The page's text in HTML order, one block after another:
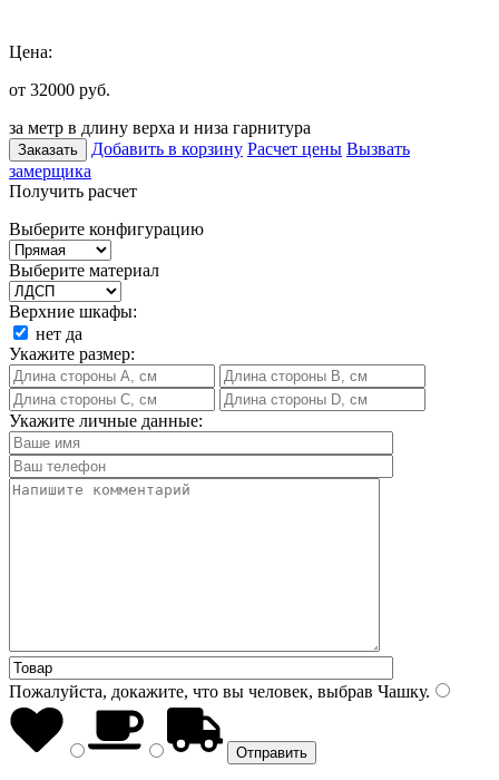
Цена:
от 32000 руб.
за метр в длину верха и низа гарнитура
Заказать Добавить в корзину Расчет цены Вызвать
замерщика
Получить расчет
Выберите конфигурацию
Выберите материал
Верхние шкафы:
нет да
Укажите размер:
Укажите личные данные:
Пожалуйста, докажите, что вы человек, выбрав Чашку.